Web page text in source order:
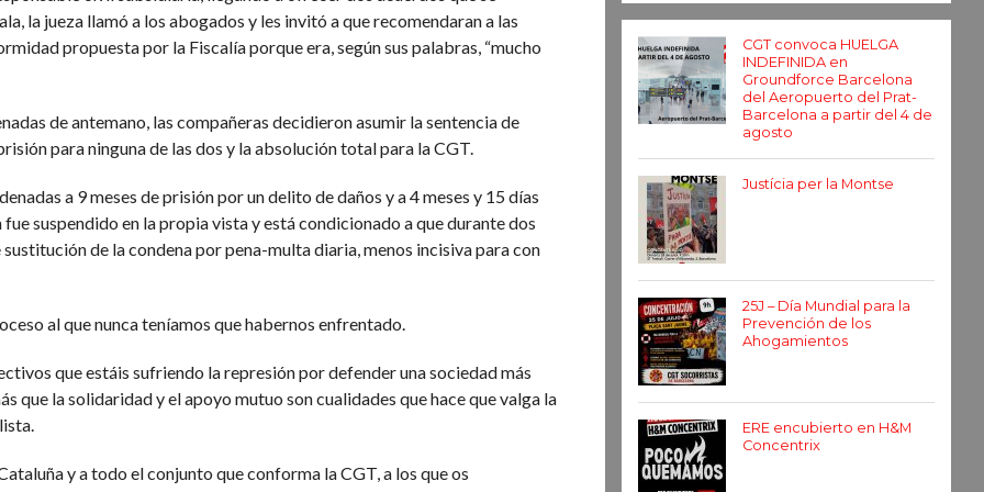
la jueza llamó a los abogados y les invitó a que recomendaran a las
propuesta por la Fiscalía porque era, según sus palabras, “mucho
de antemano, las compañeras decidieron asumir la sentencia de
para ninguna de las dos y la absolución total para la CGT.
a 9 meses de prisión por un delito de daños y a 4 meses y 15 días
suspendido en la propia vista y está condicionado a que durante dos
de la condena por pena-multa diaria, menos incisiva para con
al que nunca teníamos que habernos enfrentado.
que estáis sufriendo la represión por defender una sociedad más
que la solidaridad y el apoyo mutuo son cualidades que hace que valga la
y a todo el conjunto que conforma la CGT, a los que os
CGT convoca HUELGA
INDEFINIDA en
Groundforce Barcelona
del Aeropuerto del Prat-
Barcelona a partir del 4 de
agosto
Justícia per la Montse
25J – Día Mundial para la
Prevención de los
Ahogamientos
ERE encubierto en H&M
Concentrix